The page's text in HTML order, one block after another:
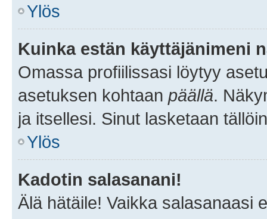
Ylös
Kuinka estän käyttäjänimeni
Omassa profiilissasi löytyy
asetuksen kohtaan päällä.
ja itsellesi. Sinut lasketaan
Ylös
Kadotin salasanani!
Älä hätäile! Vaikka salasanaasi